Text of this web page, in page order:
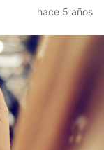
hace 5 años